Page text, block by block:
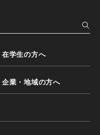
在学生の方へ
企業・地域の方へ